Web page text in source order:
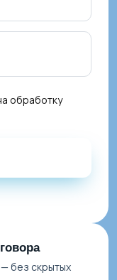
обработку
без скрытых